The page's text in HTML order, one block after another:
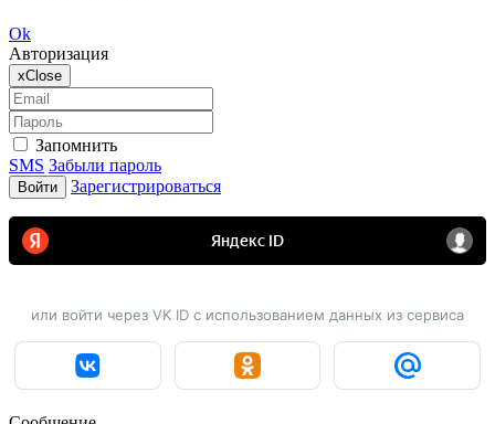
Ok
Авторизация
xClose
Запомнить
SMS Забыли пароль
Войти Зарегистрироваться
или войти через VK ID с использованием данных из сервиса